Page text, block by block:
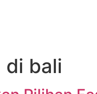
di bali